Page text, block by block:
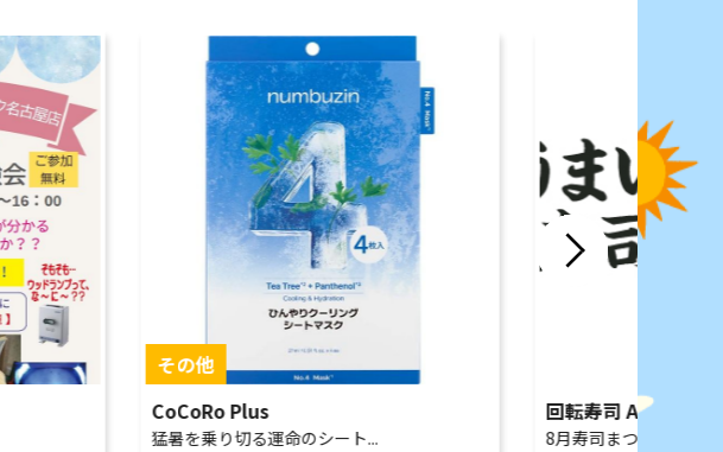
CoCoRo Plus
猛暑を乗り切る運命のシート...
回転寿司 ABRI
8月寿司まつり